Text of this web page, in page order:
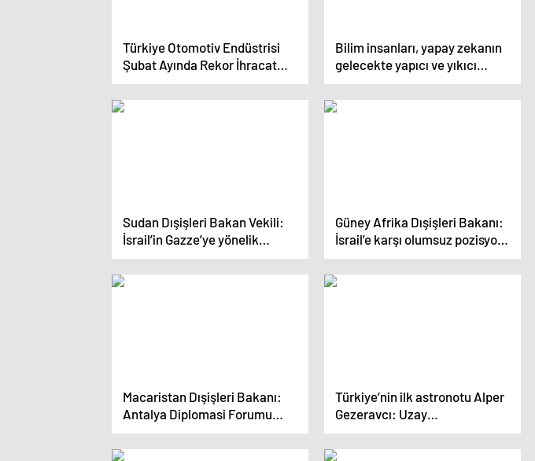
Türkiye Otomotiv Endüstrisi
Şubat Ayında Rekor İhracat
Yaptı
Bilim insanları, yapay zekanın
gelecekte yapıcı ve yıkıcı
etkileri olabileceğini
düşünüyor
Sudan Dışişleri Bakan Vekili:
İsrail’in Gazze’ye yönelik
saldırıları 76 yıldır sürüyor
Güney Afrika Dışişleri Bakanı:
İsrail’e karşı olumsuz pozisyon
alan ABD’li siyasetçiler var
Macaristan Dışişleri Bakanı:
Antalya Diplomasi Forumu
Batı Avrupa’nın olmadığı bir BM
Genel Kurulu gibi
Türkiye’nin ilk astronotu Alper
Gezeravcı: Uzay
ekosisteminde hızlı ilerliyoruz